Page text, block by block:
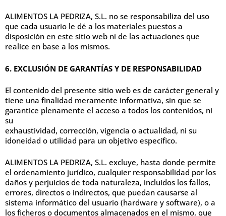
ALIMENTOS LA PEDRIZA, S.L. no se responsabiliza del uso
que cada usuario le dé a los materiales puestos a
disposición en este sitio web ni de las actuaciones que
realice en base a los mismos.
6. EXCLUSIÓN DE GARANTÍAS Y DE RESPONSABILIDAD
El contenido del presente sitio web es de carácter general y
tiene una finalidad meramente informativa, sin que se
garantice plenamente el acceso a todos los contenidos, ni
su
exhaustividad, corrección, vigencia o actualidad, ni su
idoneidad o utilidad para un objetivo específico.
ALIMENTOS LA PEDRIZA, S.L. excluye, hasta donde permite
el ordenamiento jurídico, cualquier responsabilidad por los
daños y perjuicios de toda naturaleza, incluidos los fallos,
errores, directos o indirectos, que puedan causarse al
sistema informático del usuario (hardware y software), o a
los ficheros o documentos almacenados en el mismo, que